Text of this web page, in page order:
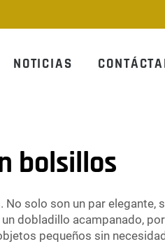
NOTICIAS
bolsillos
solo son un par elegante,
dobladillo acampanado,
pequeños sin